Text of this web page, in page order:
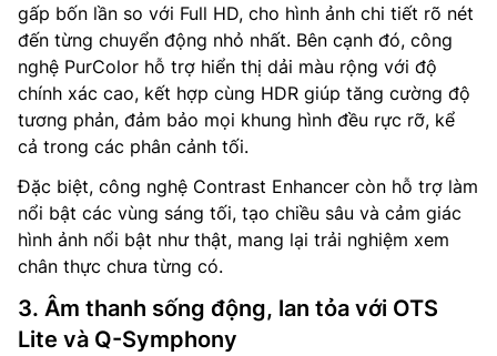
gấp bốn lần so với Full HD, cho hình ảnh chi tiết rõ nét
đến từng chuyển động nhỏ nhất. Bên cạnh đó, công
nghệ PurColor hỗ trợ hiển thị dải màu rộng với độ
chính xác cao, kết hợp cùng HDR giúp tăng cường độ
tương phản, đảm bảo mọi khung hình đều rực rỡ, kể
cả trong các phân cảnh tối.
Đặc biệt, công nghệ Contrast Enhancer còn hỗ trợ làm
nổi bật các vùng sáng tối, tạo chiều sâu và cảm giác
hình ảnh nổi bật như thật, mang lại trải nghiệm xem
chân thực chưa từng có.
3. Âm thanh sống động, lan tỏa với OTS
Lite và Q-Symphony